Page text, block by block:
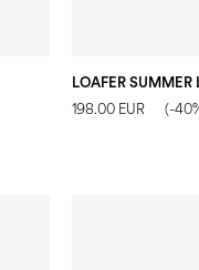
198.00 EUR (-